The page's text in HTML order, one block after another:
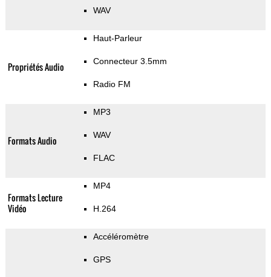
WAV
Propriétés Audio
Haut-Parleur
Connecteur 3.5mm
Radio FM
Formats Audio
MP3
WAV
FLAC
Formats Lecture
Vidéo
MP4
H.264
Accéléromètre
GPS